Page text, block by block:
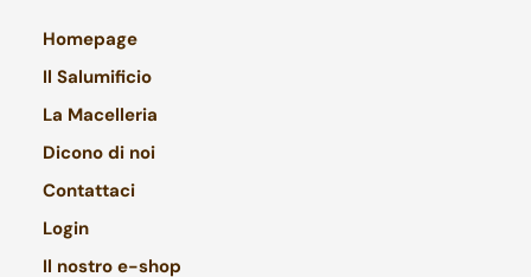
Homepage
Il Salumificio
La Macelleria
Dicono di noi
Contattaci
Login
Il nostro e-shop